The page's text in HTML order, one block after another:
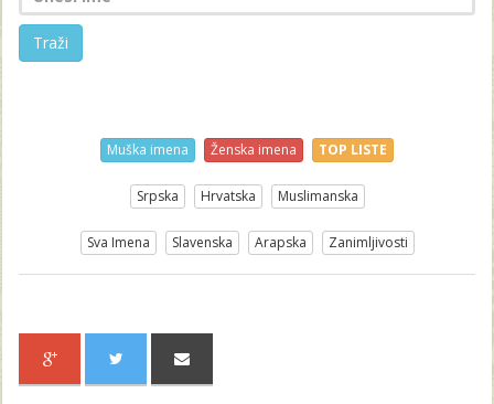
Traži
Muška imena Ženska imena TOP LISTE
Srpska Hrvatska Muslimanska
Sva Imena Slavenska Arapska Zanimljivosti